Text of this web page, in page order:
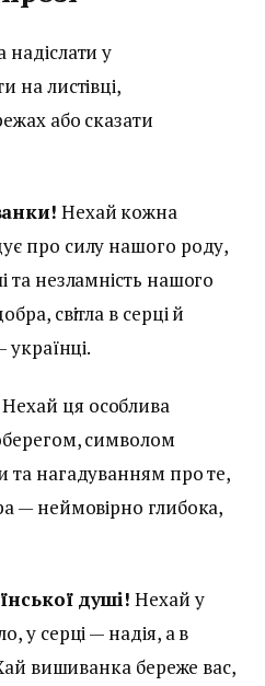
надіслати у
на листівці,
або сказати
Нехай кожна
про силу нашого роду,
та незламність нашого
світла в серці й
Нехай ця особлива
символом
та нагадуванням про те,
— неймовірно глибока,
душі! Нехай у
у серці — надія, а в
вишиванка береже вас,